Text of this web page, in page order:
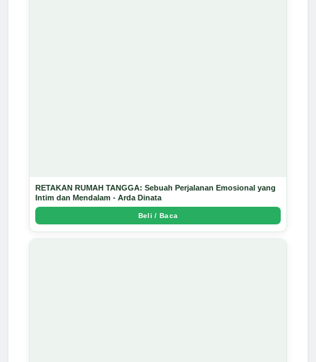
RETAKAN RUMAH TANGGA: Sebuah Perjalanan Emosional yang
Intim dan Mendalam - Arda Dinata
Beli / Baca